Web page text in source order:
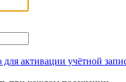
активации учётной